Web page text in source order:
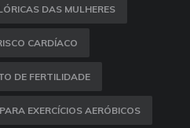
DAS MULHERES
CARDÍACO
DE FERTILIDADE
EXERCÍCIOS AERÓBICOS